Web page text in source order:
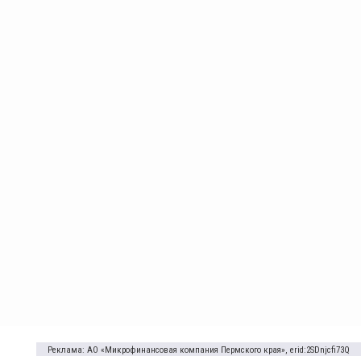
Реклама: АО «Микрофинансовая компания Пермского края», erid:2SDnjcfi73Q